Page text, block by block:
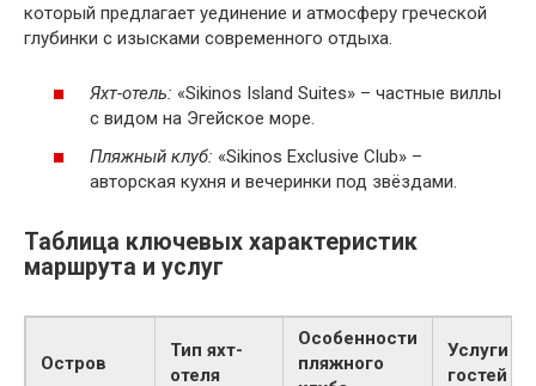
который предлагает уединение и атмосферу греческой
глубинки с изысками современного отдыха.
Яхт-отель: «Sikinos Island Suites» – частные виллы
с видом на Эгейское море.
Пляжный клуб: «Sikinos Exclusive Club» –
авторская кухня и вечеринки под звёздами.
Таблица ключевых характеристик
маршрута и услуг
Остров
Тип яхт-
отеля
Особенности
пляжного
Услуги
гостей